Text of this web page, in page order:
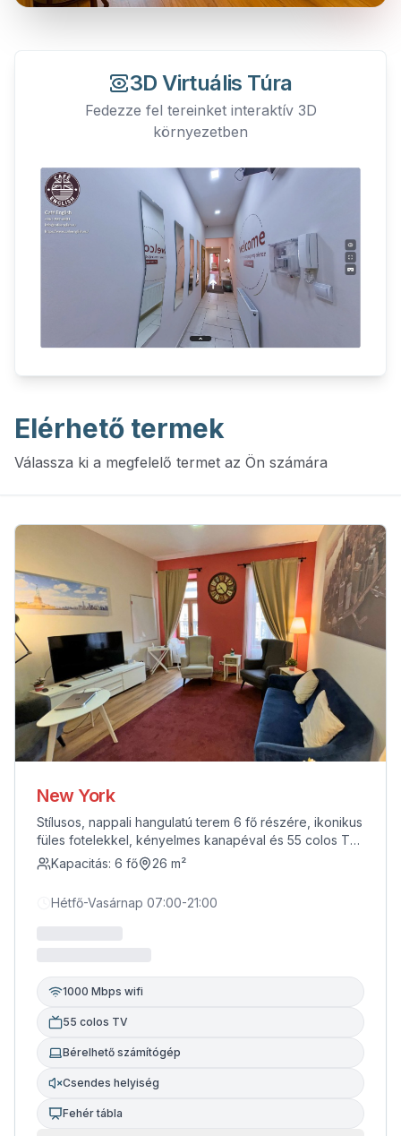
3D Virtuális Túra
Fedezze fel tereinket interaktív 3D
környezetben
Elérhető termek
Válassza ki a megfelelő termet az Ön számára
New York
Stílusos, nappali hangulatú terem 6 fő részére, ikonikus
füles fotelekkel, kényelmes kanapéval és 55 colos TV-
vel (HDMI csatlakozással). Tökéletes bensőséges
beszélgetésekhez, coachinghoz vagy tréninghez.
úszik.
Kapacitás: 6 fő 26 m²
Hétfő-Vasárnap 07:00-21:00
1000 Mbps wifi
55 colos TV
Bérelhető számítógép
Csendes helyiség
Fehér tábla